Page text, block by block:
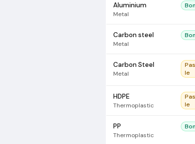
Aluminium
Metal
Bon
Carbon steel
Metal
Bon
Carbon Steel
Metal
le
HDPE
Thermoplastic
le
PP
Thermoplastic
Bon